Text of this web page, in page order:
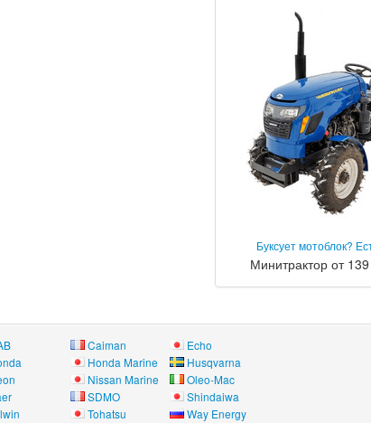
Буксует мотоблок?
Минитрактор от
Caiman
Echo
Honda Marine
Husqvarna
Nissan Marine
Oleo-Mac
SDMO
Shindaiwa
Tohatsu Way Energy